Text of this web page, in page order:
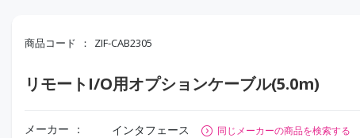
商品コード ZIF-CAB2305
リモートI/O用オプションケーブル(5.0m)
メーカー インタフェース 同じメーカーの商品を検索する